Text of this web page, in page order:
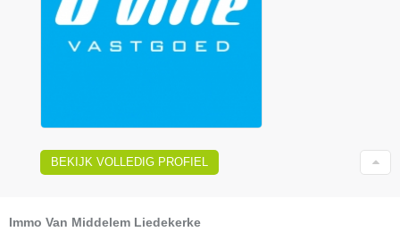
BEKIJK VOLLEDIG PROFIEL
Immo Van Middelem Liedekerke